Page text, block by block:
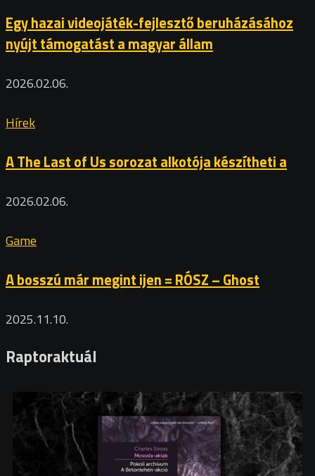
Egy hazai videojáték-fejlesztő beruházásához
nyújt támogatást a magyar állam
2026.02.06.
Hírek
A The Last of Us sorozat alkotója készítheti a
2026.02.06.
Game
A bosszú már megint ijen = RÓSZ – Ghost
2025.11.10.
Raptoraktuál